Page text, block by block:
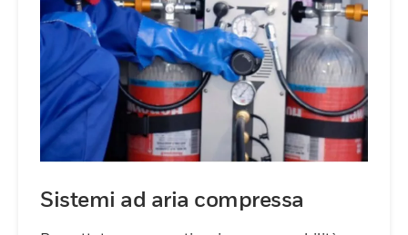
Sistemi ad aria compressa